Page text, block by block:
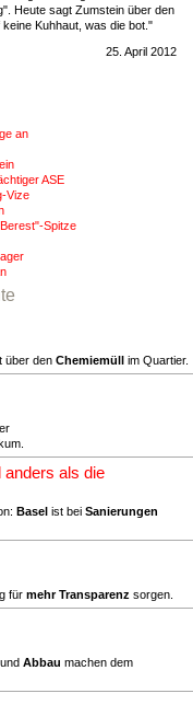
Heute sagt Zumstein über den
Kuhhaut, was die bot."
25. April 2012
an
ASE
Vize
Spitze
über den Chemiemüll im Quartier.
anders als die
Basel ist bei Sanierungen
für mehr Transparenz sorgen.
und Abbau machen dem